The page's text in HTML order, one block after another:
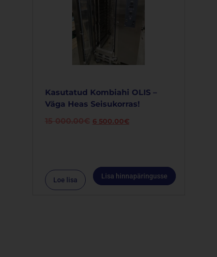
Kasutatud Kombiahi OLIS –
Väga Heas Seisukorras!
15 000.00€ 6 500.00€
Loe lisa Lisa hinnapäringusse